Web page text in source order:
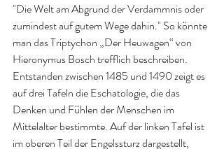
"Die Welt am Abgrund der Verdammnis oder
zumindest auf gutem Wege dahin." So könnte
man das Triptychon „Der Heuwagen“ von
Hieronymus Bosch trefflich beschreiben.
Entstanden zwischen 1485 und 1490 zeigt es
auf drei Tafeln die Eschatologie, die das
Denken und Fühlen der Menschen im
Mittelalter bestimmte. Auf der linken Tafel ist
im oberen Teil der Engelssturz dargestellt,